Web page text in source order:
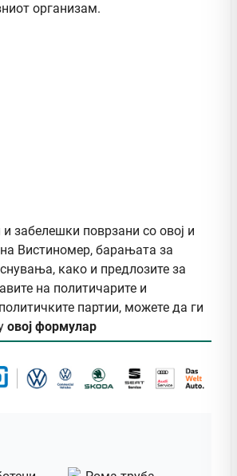
организам.
забелешки поврзани со овој и
Вистиномер, барањата за
како и предлозите за
на политичарите и
партии, можете да ги
овој формулар